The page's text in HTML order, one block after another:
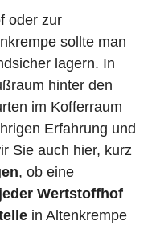
oder zur
sollte man
lagern. In
hinter den
im Kofferraum
Erfahrung und
Sie auch hier, kurz
, ob eine
Wertstoffhof
in Altenkrempe